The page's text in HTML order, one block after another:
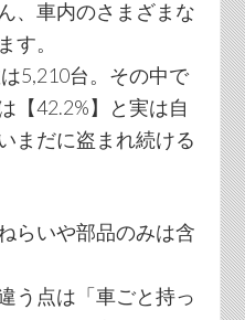
、車内のさまざまな
す。
5,210台。その中で
【42.2%】と実は自
まだに盗まれ続ける
らいや部品のみは含
う点は「車ごと持っ